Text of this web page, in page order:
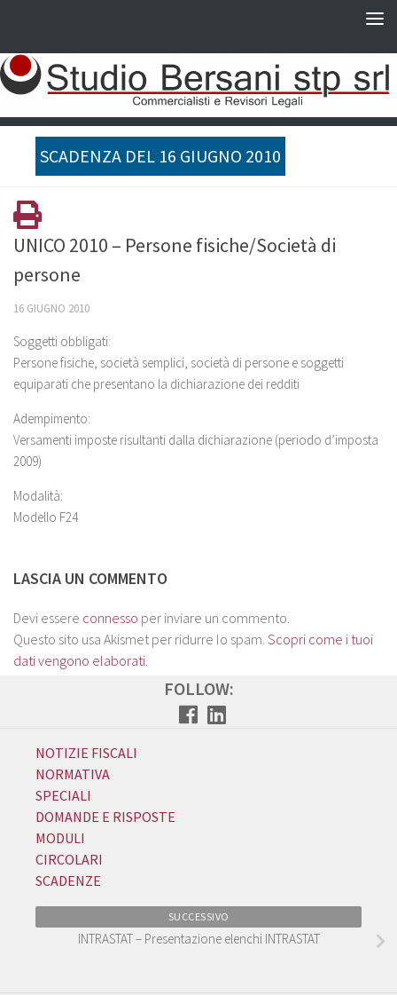
SCADENZA DEL 16 GIUGNO 2010
UNICO 2010 – Persone fisiche/Società di
persone
16 GIUGNO 2010
Soggetti obbligati:
Persone fisiche, società semplici, società di persone e soggetti
equiparati che presentano la dichiarazione dei redditi
Adempimento:
Versamenti imposte risultanti dalla dichiarazione (periodo d’imposta
2009)
Modalità:
Modello F24
LASCIA UN COMMENTO
Devi essere connesso per inviare un commento.
Questo sito usa Akismet per ridurre lo spam. Scopri come i tuoi
dati vengono elaborati.
FOLLOW:
NOTIZIE FISCALI
NORMATIVA
SPECIALI
DOMANDE E RISPOSTE
MODULI
CIRCOLARI
SCADENZE
SUCCESSIVO
INTRASTAT – Presentazione elenchi INTRASTAT